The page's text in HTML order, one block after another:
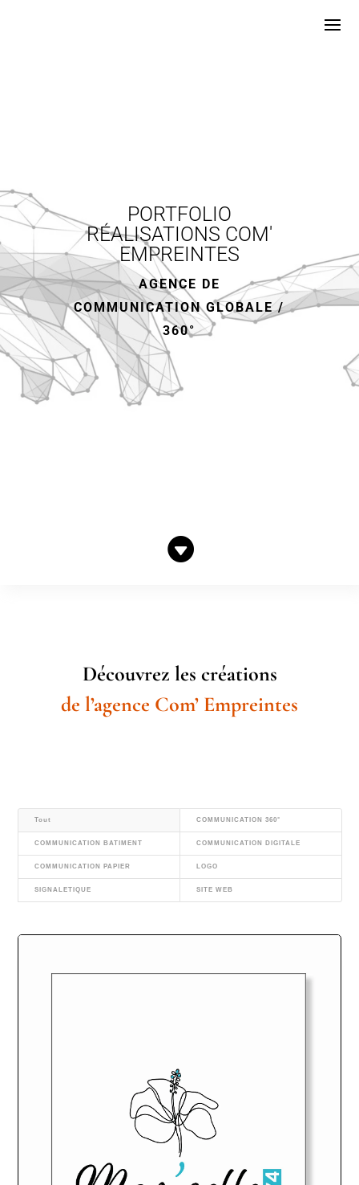
PORTFOLIO
RÉALISATIONS COM'
EMPREINTES
AGENCE DE
COMMUNICATION GLOBALE /
360°

Découvrez les créations
de l’agence Com’ Empreintes
Tout COMMUNICATION 360°
COMMUNICATION BATIMENT COMMUNICATION DIGITALE
COMMUNICATION PAPIER LOGO
SIGNALETIQUE SITE WEB